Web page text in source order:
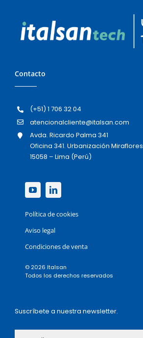
Contacto
(+51) 1 706 32 04
atencionalcliente@italsan.com
Avda. Ricardo Palma 341
Oficina 341. Urbanización Miraflores
15058 – Lima (Perú)
Política de cookies
Aviso legal
Condiciones de venta
© 2026 Italsan
Todos los derechos reservados
Suscríbete a nuestra newsletter.